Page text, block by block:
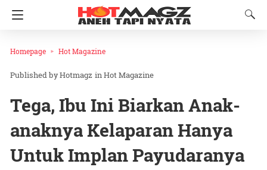
Homepage Hot Magazine
Hotmagz inHot Magazine
Tega, Ibu Ini Biarkan Anak-
anaknya Kelaparan Hanya
Untuk Implan Payudaranya